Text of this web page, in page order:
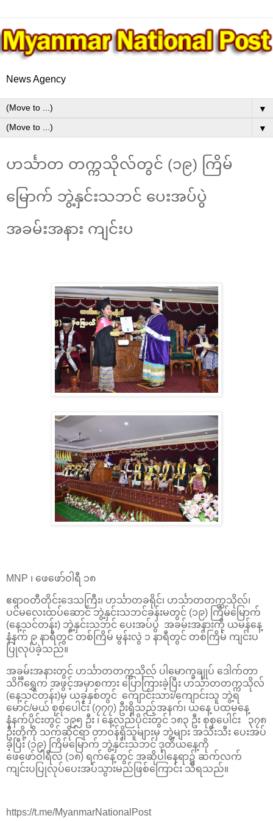
News Agency
▼
▼
ဟင်္သာတ တက္ကသိုလ်တွင် (၁၉) ကြိမ်
မြောက် ဘွဲ့နှင်းသဘင် ပေးအပ်ပွဲ
အခမ်းအနား ကျင်းပ
MNP ၊ ဖေဖော်ဝါရီ ၁၈
ဧရာဝတီတိုင်းဒေသကြီး၊ ဟင်္သာတခရိုင်၊ ဟင်္သာတတက္ကသိုလ်၊
ပင်မလေးထပ်ဆောင် ဘွဲ့နှင်းသဘင်ခန်းမတွင် (၁၉) ကြိမ်မြောက်
(နေ့သင်တန်း) ဘွဲ့နှင်းသဘင် ပေးအပ်ပွဲ အခမ်းအနားကို ယမန်နေ့
နံနက် ၉ နာရီတွင် တစ်ကြိမ် မွန်းလွဲ ၁ နာရီတွင် တစ်ကြိမ် ကျင်းပ
ပြုလုပ်ခဲ့သည်။
အခမ်းအနားတွင် ဟင်္သာတတက္ကသိုလ် ပါမောက္ခချုပ် ဒေါက်တာ
သိင်္ဂီရွှေက အဖွင့်အမှာစကား ပြောကြားခဲ့ပြီး ဟင်္သာတတက္ကသိုလ်
(နေ့သင်တန်း)မှ ယခုနှစ်တွင် ကျောင်းသား/ကျောင်းသူ ဘွဲ့ရ
မောင်/မယ် စုစုပေါင်း (၇၇၇) ဦးရှိသည့်အနက်၊ ယနေ့ ပထမနေ့
နံနက်ပိုင်းတွင် ၁၉၅ ဦး ၊ နေ့လည်ပိုင်းတွင် ၁၈၃ ဦး စုစုပေါင်း ၃၇၈
ဦးတို့ကို သက်ဆိုင်ရာ တာဝန်ရှိသူများမှ ဘွဲ့များ အသီးသီး ပေးအပ်
ခဲ့ပြီး (၁၉) ကြိမ်မြောက် ဘွဲ့နှင်းသဘင် ဒုတိယနေ့ကို
ဖေဖော်ဝါရီလ (၁၈) ရက်နေ့တွင် အဆိုပါနေရာ၌ ဆက်လက်
ကျင်းပပြုလုပ်ပေးအပ်သွားမည်ဖြစ်ကြောင်း သိရသည်။
https://t.me/MyanmarNationalPost